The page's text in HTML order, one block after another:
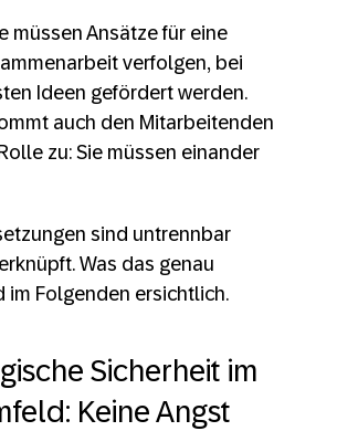
müssen Ansätze für eine
verfolgen, bei
Ideen gefördert werden.
auch den Mitarbeitenden
zu: Sie müssen einander
sind untrennbar
Was das genau
im Folgenden ersichtlich.
Sicherheit im
Keine Angst